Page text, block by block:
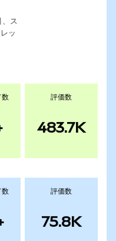
、ス
ッ
数 評価数
483.7K
数 評価数
75.8K